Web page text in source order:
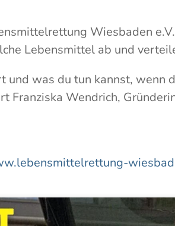
Wiesbaden
Lebensmittel ab und
und was du tun kannst, wenn
Franziska Wendrich,